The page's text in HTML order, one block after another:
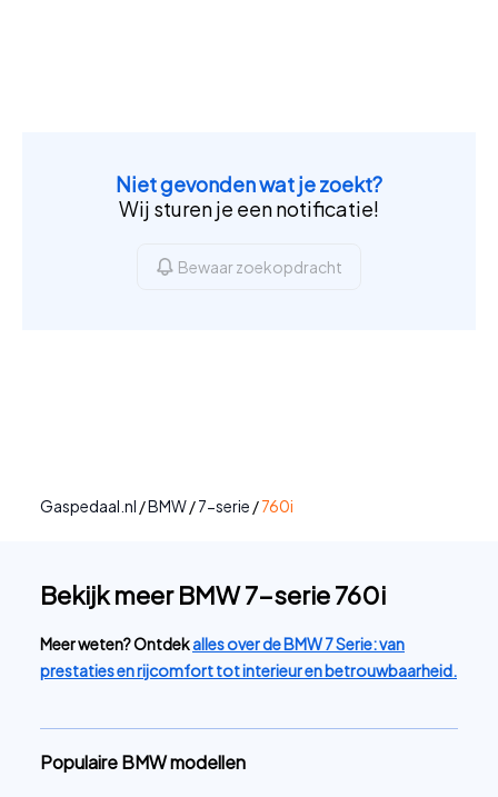
Niet gevonden wat je zoekt?
Wij sturen je een notificatie!
Bewaar zoekopdracht
Gaspedaal.nl /BMW/7-serie /760i
Bekijk meer BMW 7-serie 760i
Meer weten? Ontdekalles over de BMW 7 Serie: van
prestaties en rijcomfort tot interieur en betrouwbaarheid.
Populaire BMW modellen